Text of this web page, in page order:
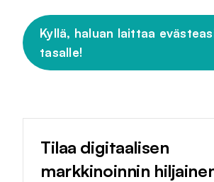
Kyllä, haluan laittaa
tasalle!
Tilaa digitaalisen
markkinoinnin